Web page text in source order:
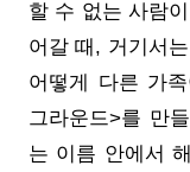
할 수 없는 사람
어갈 때, 거기서
어떻게 다른 가
그라운드>를 만
는 이름 안에서